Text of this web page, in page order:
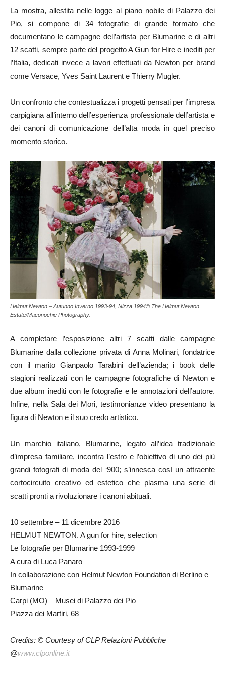
La mostra, allestita nelle logge al piano nobile di Palazzo dei
Pio, si compone di 34 fotografie di grande formato che
documentano le campagne dell’artista per Blumarine e di altri
12 scatti, sempre parte del progetto A Gun for Hire e inediti per
l’Italia, dedicati invece a lavori effettuati da Newton per brand
come Versace, Yves Saint Laurent e Thierry Mugler.
Un confronto che contestualizza i progetti pensati per l’impresa
carpigiana all’interno dell’esperienza professionale dell’artista e
dei canoni di comunicazione dell’alta moda in quel preciso
momento storico.
Helmut Newton – Autunno Inverno 1993-94, Nizza 1994© The Helmut Newton
Estate/Maconochie Photography.
A completare l’esposizione altri 7 scatti dalle campagne
Blumarine dalla collezione privata di Anna Molinari, fondatrice
con il marito Gianpaolo Tarabini dell’azienda; i book delle
stagioni realizzati con le campagne fotografiche di Newton e
due album inediti con le fotografie e le annotazioni dell’autore.
Infine, nella Sala dei Mori, testimonianze video presentano la
figura di Newton e il suo credo artistico.
Un marchio italiano, Blumarine, legato all’idea tradizionale
d’impresa familiare, incontra l’estro e l’obiettivo di uno dei più
grandi fotografi di moda del ‘900; s’innesca così un attraente
cortocircuito creativo ed estetico che plasma una serie di
scatti pronti a rivoluzionare i canoni abituali.
10 settembre – 11 dicembre 2016
HELMUT NEWTON. A gun for hire, selection
Le fotografie per Blumarine 1993-1999
A cura di Luca Panaro
In collaborazione con Helmut Newton Foundation di Berlino e
Blumarine
Carpi (MO) – Musei di Palazzo dei Pio
Piazza dei Martiri, 68
Credits: © Courtesy of CLP Relazioni Pubbliche
@www.clponline.it